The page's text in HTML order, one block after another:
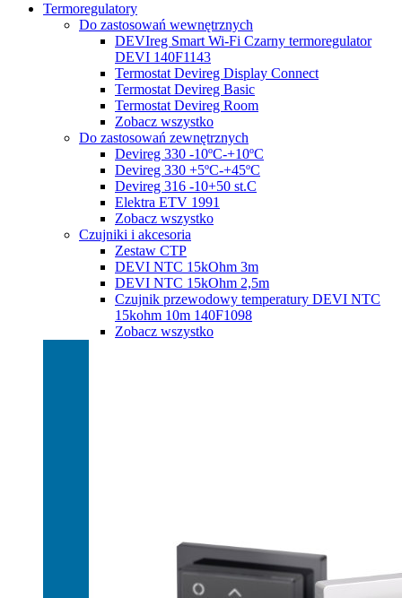
Termoregulatory
Do zastosowań wewnętrznych
DEVIreg Smart Wi-Fi Czarny termoregulator
DEVI 140F1143
Termostat Devireg Display Connect
Termostat Devireg Basic
Termostat Devireg Room
Zobacz wszystko
Do zastosowań zewnętrznych
Devireg 330 -10ºC-+10ºC
Devireg 330 +5ºC-+45ºC
Devireg 316 -10+50 st.C
Elektra ETV 1991
Zobacz wszystko
Czujniki i akcesoria
Zestaw CTP
DEVI NTC 15kOhm 3m
DEVI NTC 15kOhm 2,5m
Czujnik przewodowy temperatury DEVI NTC
15kohm 10m 140F1098
Zobacz wszystko